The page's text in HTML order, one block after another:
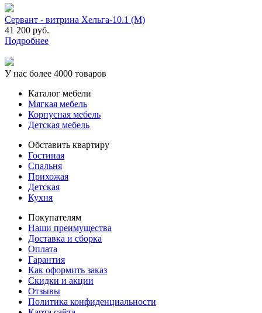
Сервант - витрина Хельга-10.1 (М)
41 200 руб.
Подробнее
У нас более 4000 товаров
Каталог мебели
Мягкая мебель
Корпусная мебель
Детская мебель
Обставить квартиру
Гостиная
Спальня
Прихожая
Детская
Кухня
Покупателям
Наши преимущества
Доставка и сборка
Оплата
Гарантия
Как оформить заказ
Скидки и акции
Отзывы
Политика конфиденциальности